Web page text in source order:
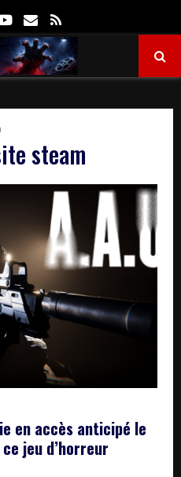
Youtube
Email
steam
en accès anticipé le
jeu d’horreur